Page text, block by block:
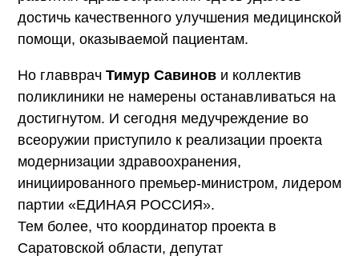
достичь качественного улучшения медицинской
помощи, оказываемой пациентам.
Но главврач Тимур Савинов и коллектив
поликлиники не намерены останавливаться на
достигнутом. И сегодня медучреждение во
всеоружии приступило к реализации проекта
модернизации здравоохранения,
инициированного премьер-министром, лидером
партии «ЕДИНАЯ РОССИЯ».
Тем более, что координатор проекта в
Саратовской области, депутат